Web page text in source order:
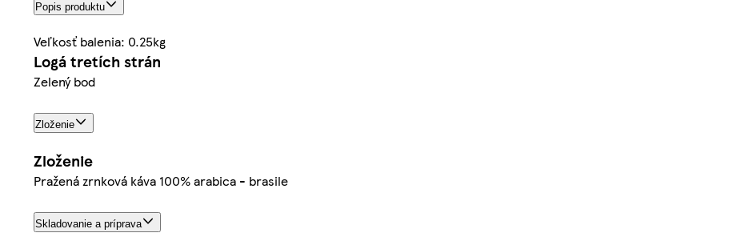
Popis produktu
Veľkosť balenia: 0.25kg
Logá tretích strán
Zelený bod
Zloženie
Zloženie
Pražená zrnková káva 100% arabica - brasile
Skladovanie a príprava